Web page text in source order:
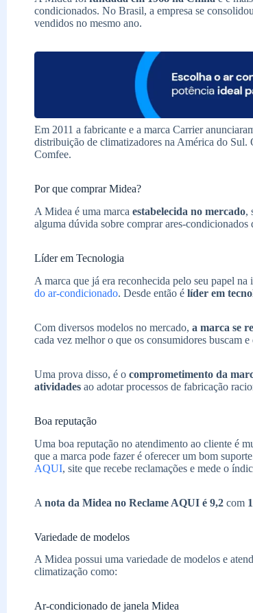
condicionados. No Brasil, a empresa se
vendidos no mesmo ano.
Em 2011 a fabricante e a marca Carrier
distribuição de climatizadores na América do Sul.
Comfee.
Por que comprar Midea?
A Midea é uma marca estabelecida no mercado,
alguma dúvida sobre comprar ares-condicionados
Líder em Tecnologia
A marca que já era reconhecida pelo seu papel
do ar-condicionado. Desde então é líder em
Com diversos modelos no mercado, a marca se
cada vez melhor o que os consumidores buscam
Uma prova disso, é o comprometimento da
atividades ao adotar processos de fabricação
Boa reputação
Uma boa reputação no atendimento ao cliente é
que a marca pode fazer é oferecer um bom
AQUI, site que recebe reclamações e mede o
A nota da Midea no Reclame AQUI é 9,2 com
Variedade de modelos
A Midea possui uma variedade de modelos e
climatização como:
Ar-condicionado de janela Midea